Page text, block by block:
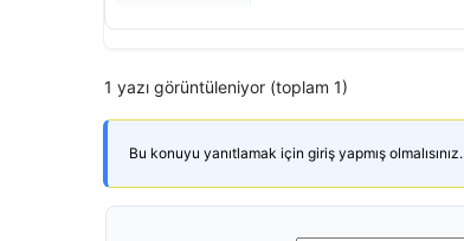
1 yazı görüntüleniyor (toplam 1)
Bu konuyu yanıtlamak için giriş yapmış olmalısınız.